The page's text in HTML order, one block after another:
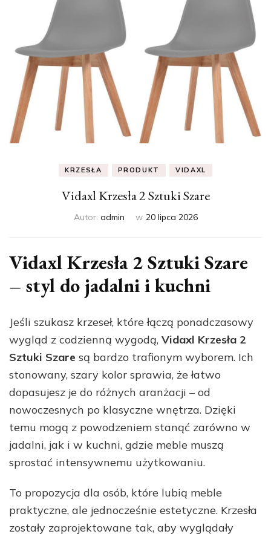
KRZESŁA PRODUKT VIDAXL
Vidaxl Krzesła 2 Sztuki Szare
Autor: admin w 20 lipca 2026
Vidaxl Krzesła 2 Sztuki Szare
– styl do jadalni i kuchni
Jeśli szukasz krzeseł, które łączą ponadczasowy
wygląd z codzienną wygodą, Vidaxl Krzesła 2
Sztuki Szare są bardzo trafionym wyborem. Ich
stonowany, szary kolor sprawia, że łatwo
dopasujesz je do różnych aranżacji – od
nowoczesnych po klasyczne wnętrza. Dzięki
temu mogą z powodzeniem stanąć zarówno w
jadalni, jak i w kuchni, gdzie meble muszą
sprostać intensywnemu użytkowaniu.
To propozycja dla osób, które lubią meble
praktyczne, ale jednocześnie estetyczne. Krzesła
zostały zaprojektowane tak, aby wyglądały